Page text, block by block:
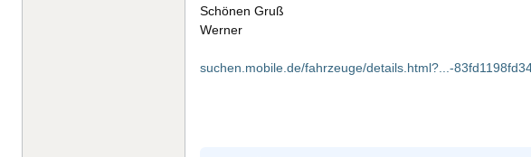
Schönen Gruß
Werner
suchen.mobile.de/fahrzeuge/details.html?...-